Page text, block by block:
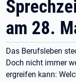
am 28.
Das Berufsleben
Doch nicht immer
ergreifen kann: